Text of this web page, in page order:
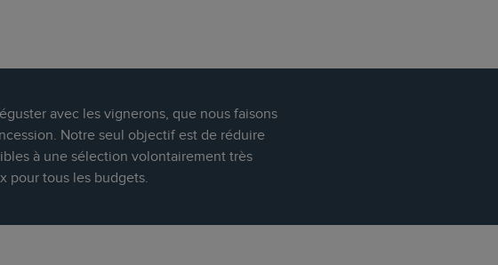
avec les vignerons, que nous faisons
Notre seul objectif est de réduire
à une sélection volontairement très
pour tous les budgets.